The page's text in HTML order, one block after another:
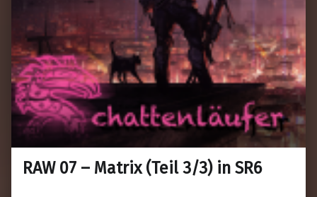
RAW 07 – Matrix (Teil 3/3) in SR6